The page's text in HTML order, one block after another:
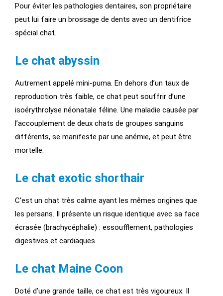
Pour éviter les pathologies dentaires, son propriétaire
peut lui faire un brossage de dents avec un dentifrice
spécial chat.
Le chat abyssin
Autrement appelé mini-puma. En dehors d’un taux de
reproduction très faible, ce chat peut souffrir d’une
isoérythrolyse néonatale féline. Une maladie causée par
l’accouplement de deux chats de groupes sanguins
différents, se manifeste par une anémie, et peut être
mortelle.
Le chat exotic shorthair
C’est un chat très calme ayant les mêmes origines que
les persans. Il présente un risque identique avec sa face
écrasée (brachycéphalie) : essoufflement, pathologies
digestives et cardiaques.
Le chat Maine Coon
Doté d’une grande taille, ce chat est très vigoureux. Il